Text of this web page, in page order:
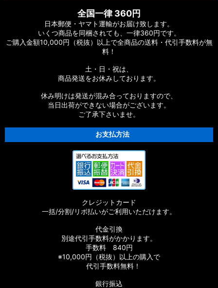
全国一律 360円
日本郵便・ヤマト運輸がお届け致します。
いくつ商品を同梱されても、一律360円です。
ご購入金額10,000円（税抜）以上で全商品の送料・代引手数料が無
料！
土・日・祝は、
商品発送をお休みしております。
休み明けは発送が混み合っておりますので、
当日出荷ができない場合がございます。
ご了承下さいませ。
お支払方法
クレジットカード
一括/分割/リボ払いがご利用いただけます。
代金引換
別途代引手数料がかかります。
手数料 840円
※10,000円（税抜）以上の購入で
代引手数料無料！
銀行振込